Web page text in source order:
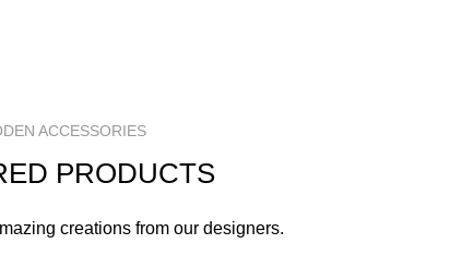
ACCESSORIES
PRODUCTS
creations from our designers.